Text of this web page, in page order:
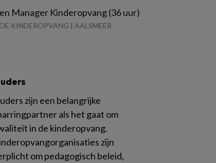
Manager Kinderopvang (36 uur)
KINDEROPVANG | AALSMEER
zijn een belangrijke
als het gaat om
in de kinderopvang.
zijn
om pedagogisch beleid,